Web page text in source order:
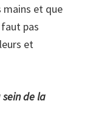
et que
pas
et
sein de la